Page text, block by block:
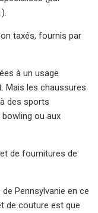
taxés, fournis par
à un usage
Mais les chaussures
des sports
ou aux
de fournitures de
Pennsylvanie en ce
de couture est que